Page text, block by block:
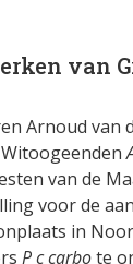
van
Arnoud van
van de
voor de
in
P c carbote